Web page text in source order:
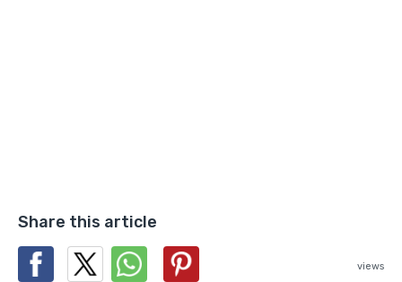
Share this article
views